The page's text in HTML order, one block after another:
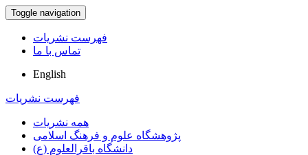
Toggle navigation
فهرست نشریات
تماس با ما
English
فهرست نشریات
همه نشریات
پژوهشگاه علوم و فرهنگ اسلامی
دانشگاه باقرالعلوم (ع)